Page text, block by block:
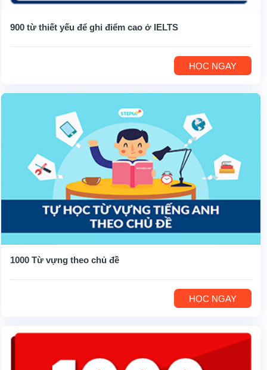
900 từ thiết yếu để ghi điểm cao ở IELTS
HỌC NGAY
1000 Từ vựng theo chủ đề
HỌC NGAY